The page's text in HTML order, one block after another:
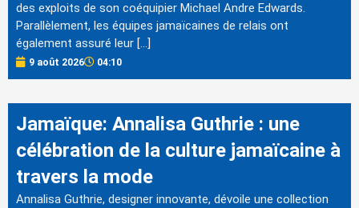
des exploits de son coéquipier Michael Andre Edwards.
Parallèlement, les équipes jamaïcaines de relais ont
également assuré leur […]
9 août 2026 04:10
Jamaïque: Annalisa Guthrie : une
célébration de la culture jamaïcaine à
travers la mode
Annalisa Guthrie, designer innovante, dévoile une collection